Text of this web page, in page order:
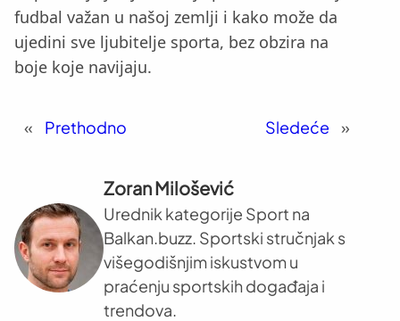
fudbal važan u našoj zemlji i kako može da
ujedini sve ljubitelje sporta, bez obzira na
boje koje navijaju.
« Prethodno Sledeće »
Zoran Milošević
Urednik kategorije Sport na
Balkan.buzz. Sportski stručnjak s
višegodišnjim iskustvom u
praćenju sportskih događaja i
trendova.